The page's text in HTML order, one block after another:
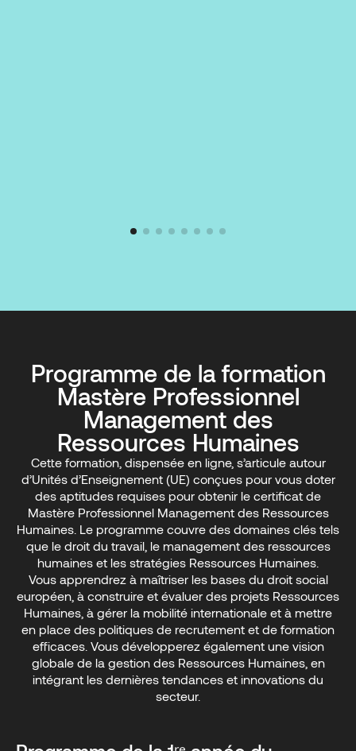
Programme de la formation
Mastère Professionnel
Management des
Ressources Humaines
Cette formation, dispensée en ligne, s’articule autour
d’Unités d’Enseignement (UE) conçues pour vous doter
des aptitudes requises pour obtenir le certificat de
Mastère Professionnel Management des Ressources
Humaines. Le programme couvre des domaines clés tels
que le droit du travail, le management des ressources
humaines et les stratégies Ressources Humaines.
Vous apprendrez à maîtriser les bases du droit social
européen, à construire et évaluer des projets Ressources
Humaines, à gérer la mobilité internationale et à mettre
en place des politiques de recrutement et de formation
efficaces. Vous développerez également une vision
globale de la gestion des Ressources Humaines, en
intégrant les dernières tendances et innovations du
secteur.